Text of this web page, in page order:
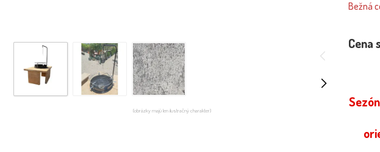
(obrázky majú len ilustračný charakter)
Bežná
Cena